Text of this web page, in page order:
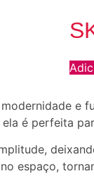
e
é perfeita
espaço,